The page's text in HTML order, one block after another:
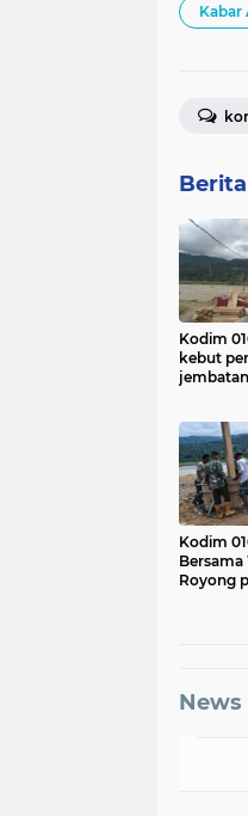
Kabar
Kodim
kebut
Kodim
Royong
News